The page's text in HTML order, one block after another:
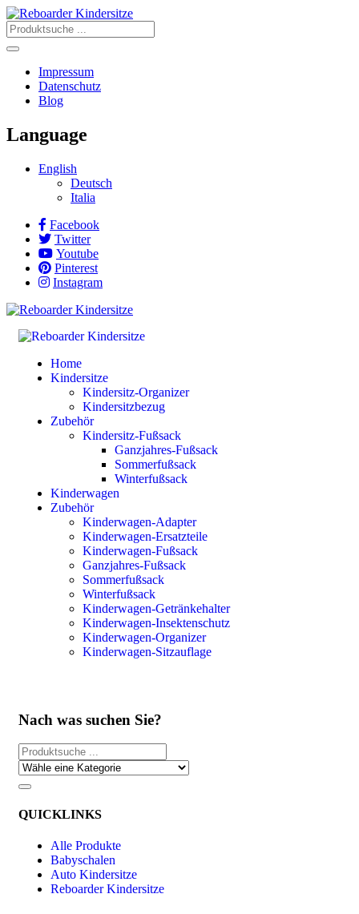
Impressum
Datenschutz
Blog
Language
English
Deutsch
Italia
Facebook
Twitter
Youtube
Pinterest
Instagram
Home
Kindersitze
Kindersitz-Organizer
Kindersitzbezug
Zubehör
Kindersitz-Fußsack
Ganzjahres-Fußsack
Sommerfußsack
Winterfußsack
Kinderwagen
Zubehör
Kinderwagen-Adapter
Kinderwagen-Ersatzteile
Kinderwagen-Fußsack
Ganzjahres-Fußsack
Sommerfußsack
Winterfußsack
Kinderwagen-Getränkehalter
Kinderwagen-Insektenschutz
Kinderwagen-Organizer
Kinderwagen-Sitzauflage
Nach was suchen Sie?
QUICKLINKS
Alle Produkte
Babyschalen
Auto Kindersitze
Reboarder Kindersitze